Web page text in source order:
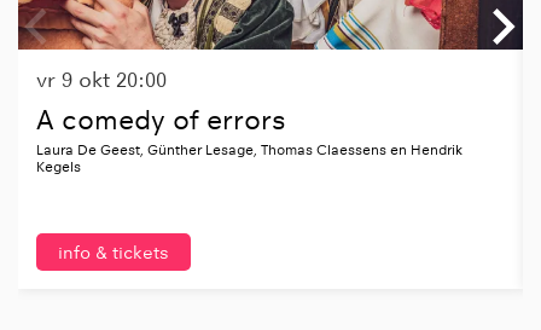
A comedy of errors
Laura De Geest, Günther Lesage, Thomas Claessens en Hendrik
Kegels
vr 9 okt 20:00
info & tickets